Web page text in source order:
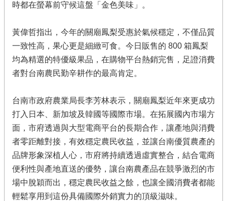
時都在螢幕前守候這盤「金色美味」。
黃偉哲指出，今年的關廟鳳梨受惠於氣候穩定，不僅品質
一致性高，果心更是細緻可食。今日販售的 800 箱鳳梨
均為精選的特優級果品，在購物平台熱銷完售，足證消費
者對台南農民勤辛耕作的最高肯定。
台南市政府農業局長李芳林表示，關廟鳳梨近年來更成功
打入日本、新加坡及韓國等國際市場。在拓展國內市場方
面，市府透過與大型電商平台的長期合作，讓產地與消費
者零距離對接，有效穩定農民收益，並讓台南優質農產的
品牌形象深植人心，市府將持續透過虛實整合，結合電商
便利性與產地直送的優勢，讓台南農產品在競爭激烈的市
場中脫穎而出，穩定農民收益之餘，也讓全國消費者都能
輕鬆享用到這份具備國際外銷實力的頂級滋味。